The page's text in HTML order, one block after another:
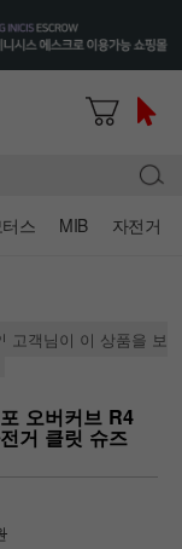
스 MIB 자전거
고객님이 이 상품을 보
오버커브 R4
거 클릿 슈즈